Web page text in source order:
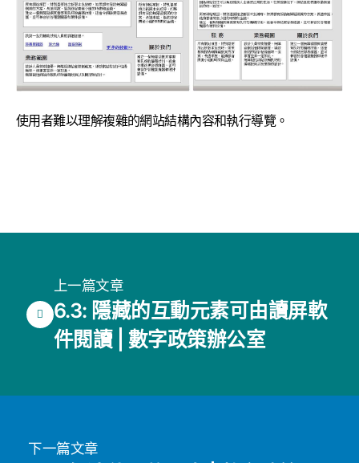
使用者難以理解複雜的網站結構內容和執行導覽。
上一篇文章
6.3: 隱藏的互動元素可由讀屏軟
件閱讀 | 數字政策辦公室
下一篇文章